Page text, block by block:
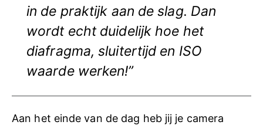
in de praktijk aan de slag. Dan
wordt echt duidelijk hoe het
diafragma, sluitertijd en ISO
waarde werken!”
Aan het einde van de dag heb jij je camera